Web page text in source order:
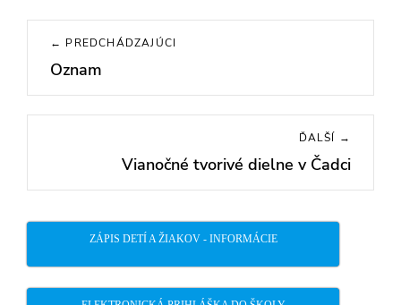
článku
← PREDCHÁDZAJÚCI
Previous
post:
Oznam
ĎALŠÍ →
post:
Vianočné tvorivé dielne v Čadci
ZÁPIS DETÍ A ŽIAKOV - INFORMÁCIE